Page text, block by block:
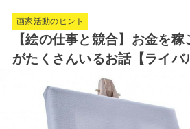
画家活動のヒント
【絵の仕事と競合】お金を
がたくさんいるお話【ライバ